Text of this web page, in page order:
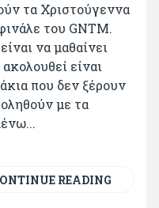
τα Χριστούγεννα
του GNTM.
να μαθαίνει
είναι
που δεν ξέρουν
με τα
READING